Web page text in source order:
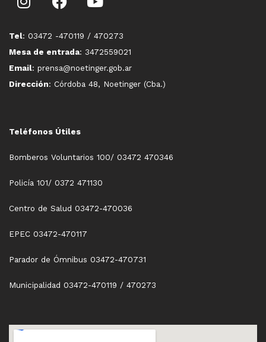
Tel: 03472 -470119 / 470273
Mesa de entrada: 3472559021
Email: prensa@noetinger.gob.ar
Dirección: Córdoba 48, Noetinger (Cba.)
Teléfonos Útiles
Bomberos Voluntarios 100/ 03472 470346
Policía 101/ 0372 471130
Centro de Salud 03472-470036
EPEC 03472-470117
Parador de Ómnibus 03472-470731
Municipalidad 03472-470119 / 470273